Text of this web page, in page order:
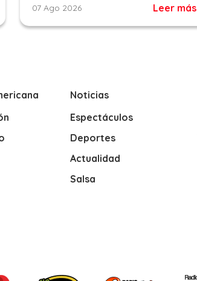
07 Ago 2026 Leer más
Noticias
Espectáculos
Deportes
Actualidad
Salsa